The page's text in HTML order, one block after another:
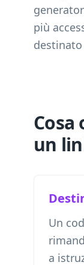
più
Cosa
un
Un
a